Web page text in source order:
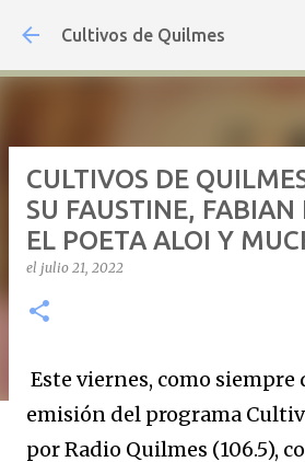
Ir al contenido
Cultivos de Quilmes
CULTIVOS DE
SU FAUSTINE, FABIAN
EL POETA ALOI Y
el julio 21, 2022
Este viernes, como siempre
emisión del programa
por Radio Quilmes (106.5),